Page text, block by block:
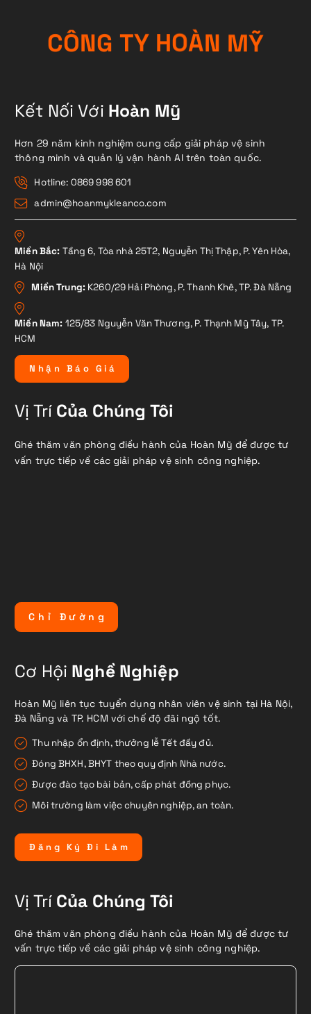
CÔNG TY HOÀN MỸ
Kết Nối Với Hoàn Mỹ
Hơn 29 năm kinh nghiệm cung cấp giải pháp vệ sinh
thông minh và quản lý vận hành AI trên toàn quốc.
Hotline: 0869 998 601
admin@hoanmykleanco.com
Miền Bắc: Tầng 6, Tòa nhà 25T2, Nguyễn Thị Thập, P. Yên Hòa,
Hà Nội
Miền Trung: K260/29 Hải Phòng, P. Thanh Khê, TP. Đà Nẵng
Miền Nam: 125/83 Nguyễn Văn Thương, P. Thạnh Mỹ Tây, TP.
HCM
N hậ n B á o G i á
Vị TríCủa Chúng Tôi
Ghé thăm văn phòng điều hành của Hoàn Mỹ để được tư
vấn trực tiếp về các giải pháp vệ sinh công nghiệp.
C h ỉ Đ ư ờ n g
Cơ Hội Nghề Nghiệp
Hoàn Mỹ liên tục tuyển dụng nhân viên vệ sinh tại Hà Nội,
Đà Nẵng và TP. HCM với chế độ đãi ngộ tốt.
Thu nhập ổn định, thưởng lễ Tết đầy đủ.
Đóng BHXH, BHYT theo quy định Nhà nước.
Được đào tạo bài bản, cấp phát đồng phục.
Môi trường làm việc chuyên nghiệp, an toàn.
Đ ă n g Ký Đ i L à m
Vị TríCủa Chúng Tôi
Ghé thăm văn phòng điều hành của Hoàn Mỹ để được tư
vấn trực tiếp về các giải pháp vệ sinh công nghiệp.